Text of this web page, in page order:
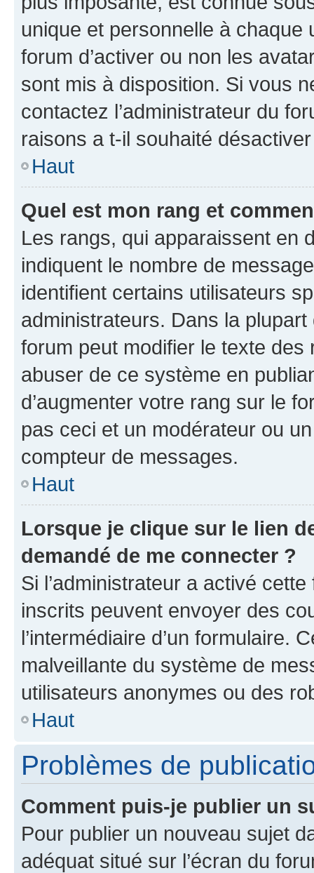
unique et personnelle à chaque
forum d’activer ou non les
sont mis à disposition. Si vous
contactez l’administrateur du
raisons a t-il souhaité
Haut
Quel est mon rang et
Les rangs, qui apparaissent en
indiquent le nombre de
identifient certains utilisateurs
administrateurs. Dans la
forum peut modifier le texte
abuser de ce système en
d’augmenter votre rang sur le
pas ceci et un modérateur ou
compteur de messages.
Haut
Lorsque je clique sur le lien
demandé de me connecter ?
Si l’administrateur a activé
inscrits peuvent envoyer des
l’intermédiaire d’un formulaire.
malveillante du système de
utilisateurs anonymes ou des
Haut
Problèmes de
Comment puis-je publier un
Pour publier un nouveau sujet
adéquat situé sur l’écran du